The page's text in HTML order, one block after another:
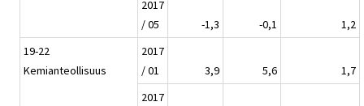
2017
/ 05
-1,3 -0,1
1,2
19-22
Kemianteollisuus
2017
/ 01
3,9 5,6
1,7
2017